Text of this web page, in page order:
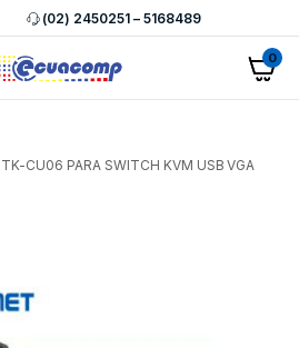
(02) 2450251 – 5168489
0
CU06 PARA SWITCH KVM USB VGA